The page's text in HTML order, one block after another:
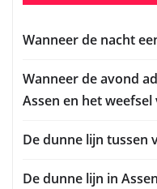
Wanneer de nacht
Wanneer de avond
Assen en het
De dunne lijn tussen
De dunne lijn in